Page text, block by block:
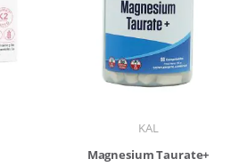
KAL
Magnesium Taurate+